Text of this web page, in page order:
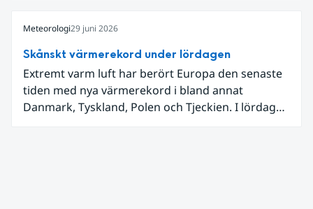
Meteorologi29 juni 2026
Skånskt värmerekord under lördagen
Extremt varm luft har berört Europa den senaste
tiden med nya värmerekord i bland annat
Danmark, Tyskland, Polen och Tjeckien. I lördags